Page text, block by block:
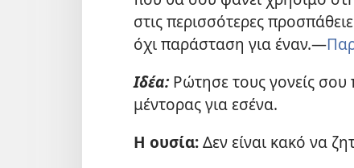
στις περισσότερες
όχι παράσταση για έναν.​—
Ιδέα:Ρώτησε τους γονείς σου
μέντορας για εσένα.
Η ουσία:Δεν είναι κακό να